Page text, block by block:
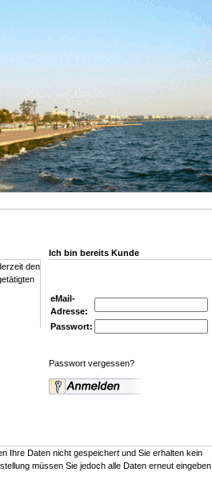
den
Ich bin bereits Kunde
eMail-
Adresse:
Passwort:
Passwort vergessen?
Ihre Daten nicht gespeichert und Sie erhalten kein
müssen Sie jedoch alle Daten erneut eingeben.